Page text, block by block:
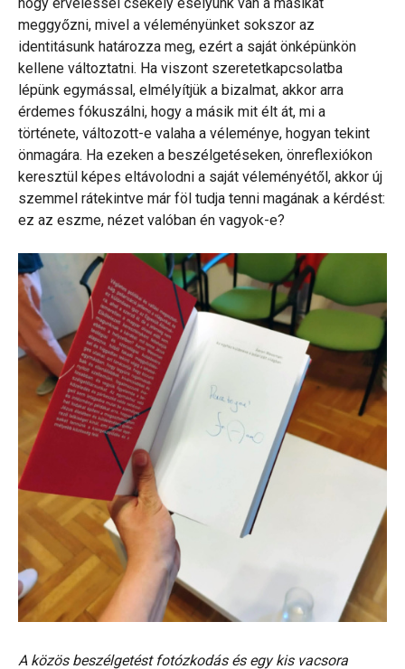
meggyőzni, mivel a véleményünket sokszor az
identitásunk határozza meg, ezért a saját önképünkön
kellene változtatni. Ha viszont szeretetkapcsolatba
lépünk egymással, elmélyítjük a bizalmat, akkor arra
érdemes fókuszálni, hogy a másik mit élt át, mi a
története, változott-e valaha a véleménye, hogyan tekint
önmagára. Ha ezeken a beszélgetéseken, önreflexiókon
keresztül képes eltávolodni a saját véleményétől, akkor új
szemmel rátekintve már föl tudja tenni magának a kérdést:
ez az eszme, nézet valóban én vagyok-e?
A közös beszélgetést fotózkodás és egy kis vacsora